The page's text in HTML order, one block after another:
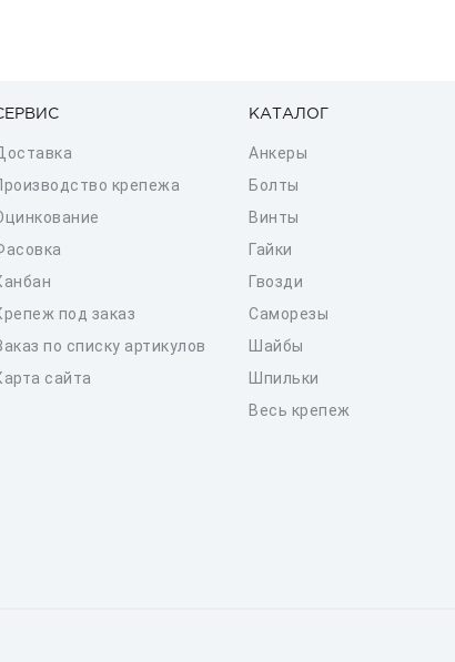
крепежа
под заказ
по списку артикулов
сайта
КАТАЛОГ
Анкеры
Болты
Винты
Гайки
Гвозди
Саморезы
Шайбы
Шпильки
Весь крепеж